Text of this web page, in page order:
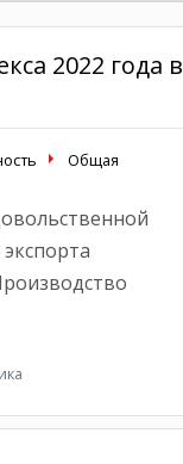
2022 года в
Общая